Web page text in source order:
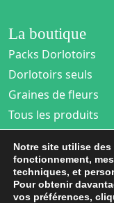
La boutique
Packs Dorlotoirs
Dorlotoirs seuls
Graines de fleurs
Tous les produits
Espace pro
Entreprises
Collectivités
Notre site utilise
fonctionnement,
techniques, et
Pour obtenir
vos préférences,